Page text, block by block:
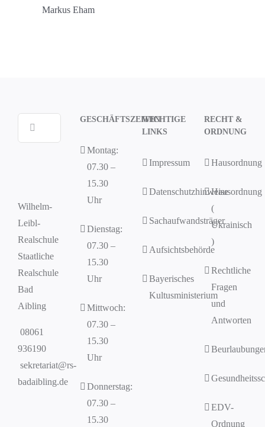
Markus Eham
Wilhelm-
Leibl-
Realschule
Staatliche
Realschule
Bad
Aibling
08061
936190
sekretariat@rs-
badaibling.de
GESCHÄFTSZEITEN
Montag:
07.30 –
15.30
Uhr
Dienstag:
07.30 –
15.30
Uhr
Mittwoch:
07.30 –
15.30
Uhr
Donnerstag:
07.30 –
15.30
WICHTIGE
LINKS
Impressum
Datenschutzhinweise
Sachaufwandsträger
Aufsichtsbehörde
Bayerisches
Kultusministerium
RECHT &
ORDNUNG
Hausordnung
Hausordnung
(
Ukrainisch
)
Rechtliche
Fragen
und
Antworten
EDV-
Ordnung